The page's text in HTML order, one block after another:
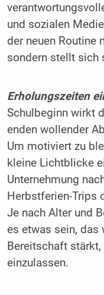
und sozialen
der neuen Routine
sondern stellt sich
Erholungszeiten
Schulbeginn wirkt
enden wollender
Um motiviert zu
kleine Lichtblicke
Unternehmung
Herbstferien-Trips
Je nach Alter und
es etwas sein,
Bereitschaft
einzulassen.